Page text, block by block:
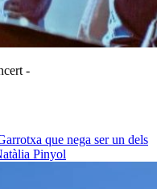
-
que nega ser un dels
Pinyol